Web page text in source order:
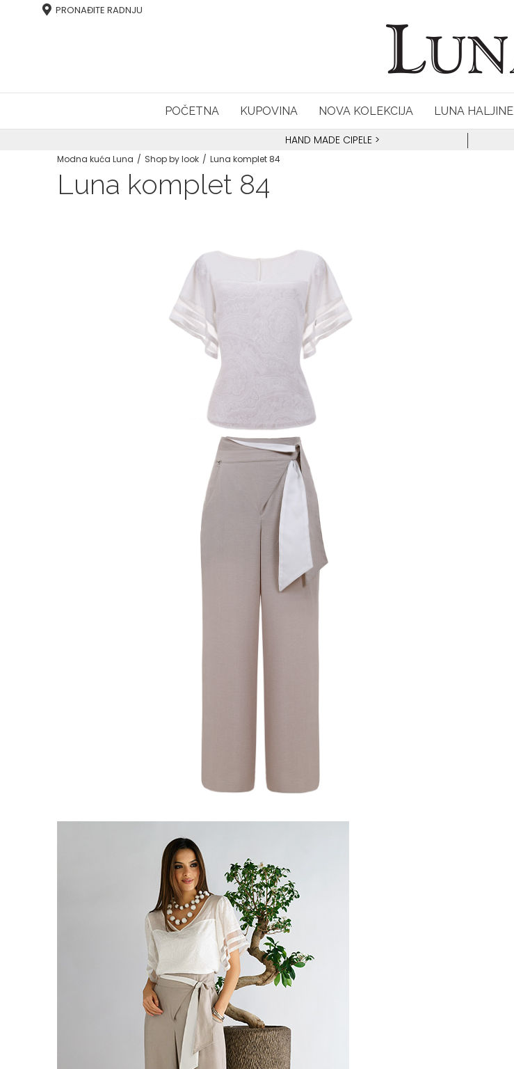
PRONAĐITE RADNJU
POČETNA KUPOVINA NOVA KOLEKCIJA LUNA HALJINE
HAND MADE CIPELE >
Modna kuća Luna Shop by look Luna komplet 84
Luna komplet 84